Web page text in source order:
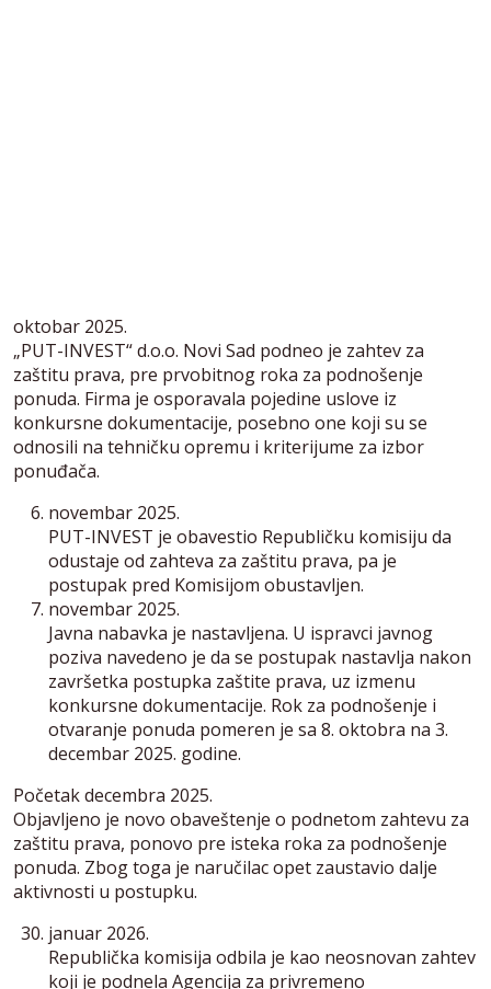
oktobar 2025.
„PUT-INVEST“ d.o.o. Novi Sad podneo je zahtev za
zaštitu prava, pre prvobitnog roka za podnošenje
ponuda. Firma je osporavala pojedine uslove iz
konkursne dokumentacije, posebno one koji su se
odnosili na tehničku opremu i kriterijume za izbor
ponuđača.
novembar 2025.
PUT-INVEST je obavestio Republičku komisiju da
odustaje od zahteva za zaštitu prava, pa je
postupak pred Komisijom obustavljen.
novembar 2025.
Javna nabavka je nastavljena. U ispravci javnog
poziva navedeno je da se postupak nastavlja nakon
završetka postupka zaštite prava, uz izmenu
konkursne dokumentacije. Rok za podnošenje i
otvaranje ponuda pomeren je sa 8. oktobra na 3.
decembar 2025. godine.
Početak decembra 2025.
Objavljeno je novo obaveštenje o podnetom zahtevu za
zaštitu prava, ponovo pre isteka roka za podnošenje
ponuda. Zbog toga je naručilac opet zaustavio dalje
aktivnosti u postupku.
januar 2026.
Republička komisija odbila je kao neosnovan zahtev
koji je podnela Agencija za privremeno